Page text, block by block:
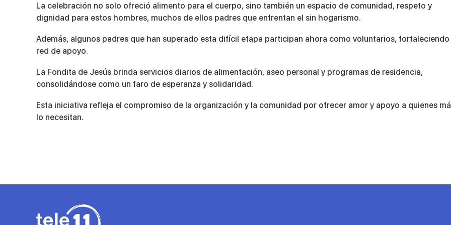
La celebración no solo ofreció alimento para el cuerpo, sino también un espacio de comunidad, respeto y
dignidad para estos hombres, muchos de ellos padres que enfrentan el sin hogarismo.
Además, algunos padres que han superado esta difícil etapa participan ahora como voluntarios, fortaleciendo
red de apoyo.
La Fondita de Jesús brinda servicios diarios de alimentación, aseo personal y programas de residencia,
consolidándose como un faro de esperanza y solidaridad.
Esta iniciativa refleja el compromiso de la organización y la comunidad por ofrecer amor y apoyo a quienes
lo necesitan.